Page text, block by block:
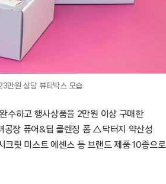
만원 상당 뷰티박스 모습
수하고 행사상품을 2만원 이상 구매한
공장 퓨어&딥 클렌징 폼 △닥터지 약산성
릿 미스트 에센스 등 브랜드 제품 10종으로